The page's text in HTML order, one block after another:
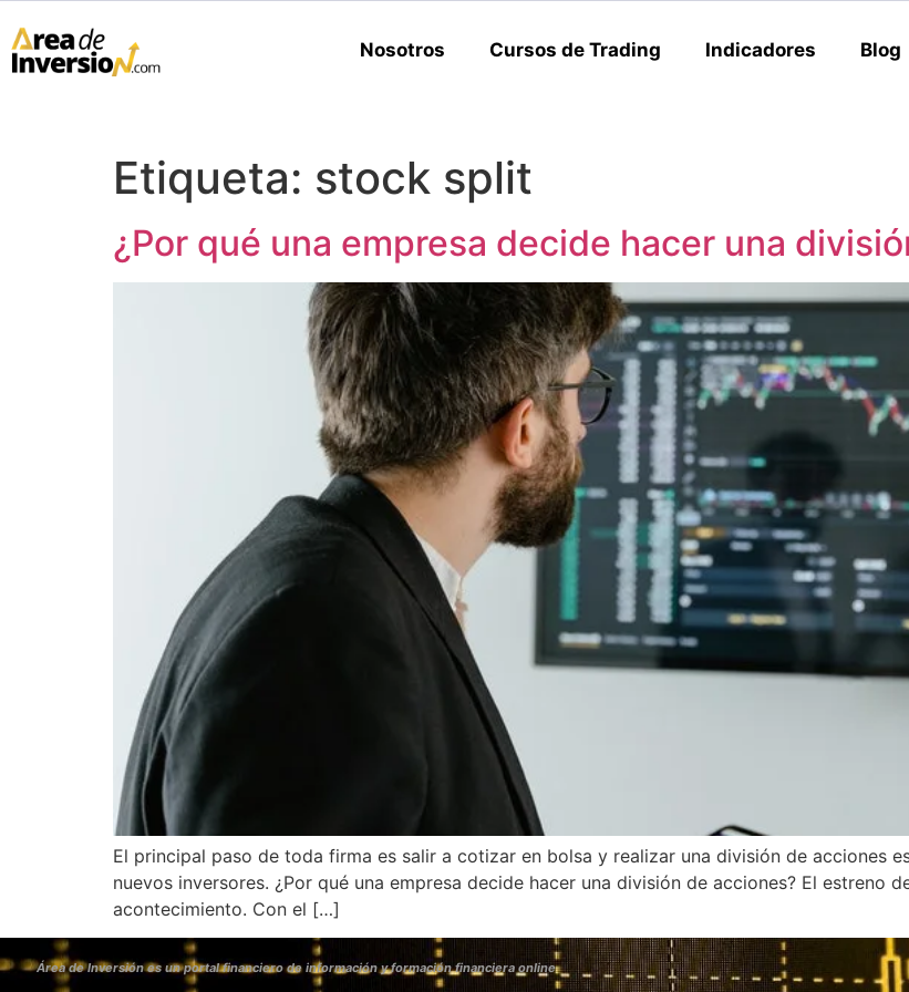
Nosotros Cursos de Trading Indicadores Blog
Etiqueta: stock split
¿Por qué una empresa decide hacer una
El principal paso de toda firma es salir a cotizar en bolsa y realizar una división de acciones
nuevos inversores. ¿Por qué una empresa decide hacer una división de acciones? El estreno
acontecimiento. Con el […]
Área de Inversión es un portal financiero de información y formación financiera online